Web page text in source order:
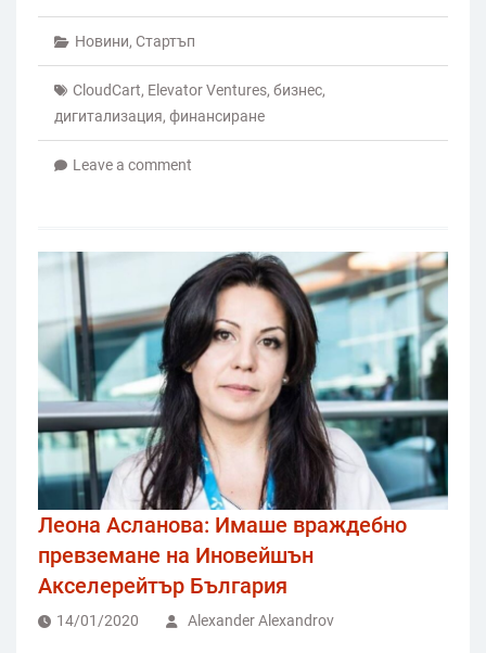
Новини, Стартъп
CloudCart, Elevator Ventures, бизнес,
дигитализация, финансиране
Leave a comment
Леона Асланова: Имаше враждебно
превземане на Иновейшън
Акселерейтър България
14/01/2020 Alexander Alexandrov